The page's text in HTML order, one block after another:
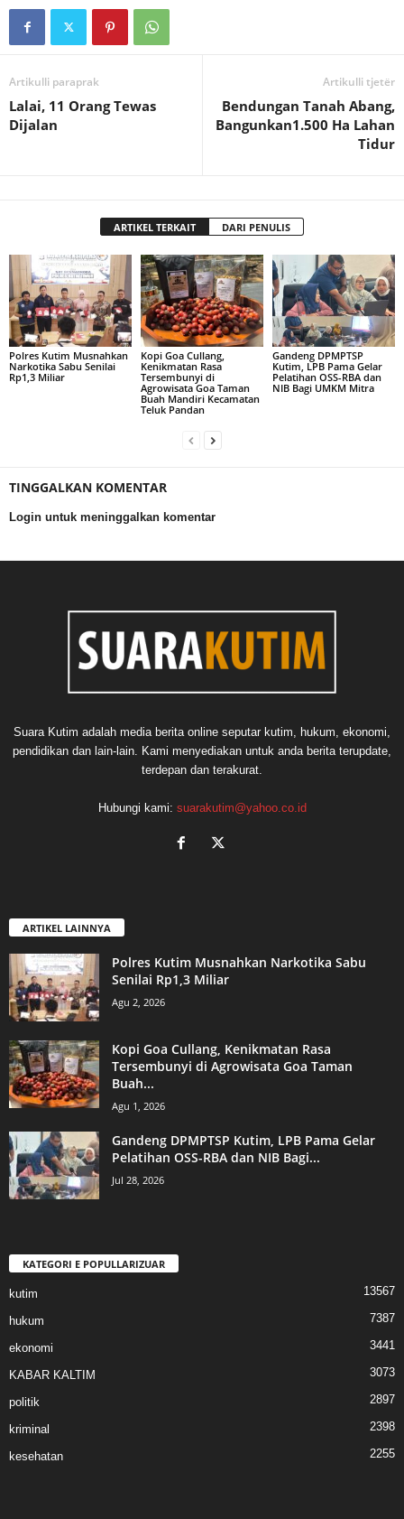
Artikulli paraprak
Lalai, 11 Orang Tewas
Dijalan
Artikulli tjetër
Bendungan Tanah Abang,
Bangunkan1.500 Ha Lahan
Tidur
ARTIKEL TERKAIT DARI PENULIS
Polres Kutim Musnahkan
Narkotika Sabu Senilai
Rp1,3 Miliar
Kopi Goa Cullang,
Kenikmatan Rasa
Tersembunyi di
Agrowisata Goa Taman
Buah Mandiri Kecamatan
Teluk Pandan
Gandeng DPMPTSP
Kutim, LPB Pama Gelar
Pelatihan OSS-RBA dan
NIB Bagi UMKM Mitra
TINGGALKAN KOMENTAR
Login untuk meninggalkan komentar
Suara Kutim adalah media berita online seputar kutim, hukum, ekonomi,
pendidikan dan lain-lain. Kami menyediakan untuk anda berita terupdate,
terdepan dan terakurat.
Hubungi kami: suarakutim@yahoo.co.id
ARTIKEL LAINNYA
Polres Kutim Musnahkan Narkotika Sabu
Senilai Rp1,3 Miliar
Agu 2, 2026
Kopi Goa Cullang, Kenikmatan Rasa
Tersembunyi di Agrowisata Goa Taman
Buah...
Agu 1, 2026
Gandeng DPMPTSP Kutim, LPB Pama Gelar
Pelatihan OSS-RBA dan NIB Bagi...
Jul 28, 2026
KATEGORI E POPULLARIZUAR
kutim 13567
hukum 7387
ekonomi 3441
KABAR KALTIM 3073
politik 2897
kriminal 2398
kesehatan 2255